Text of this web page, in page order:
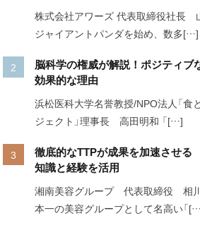
株式会社アワーズ 代表取締役社長
ジャイアントパンダを始め、数多[…]
脳科学の権威が解説！ポジティブ
効果的な理由
浜松医科大学名誉教授/NPO法人「食
ジェクト」理事長 高田明和 「[…]
徹底的なTTPが成果を加速させ
知識と経験を活用
湘南美容グループ 代表取締役 相
本一の美容グループとして名高い「